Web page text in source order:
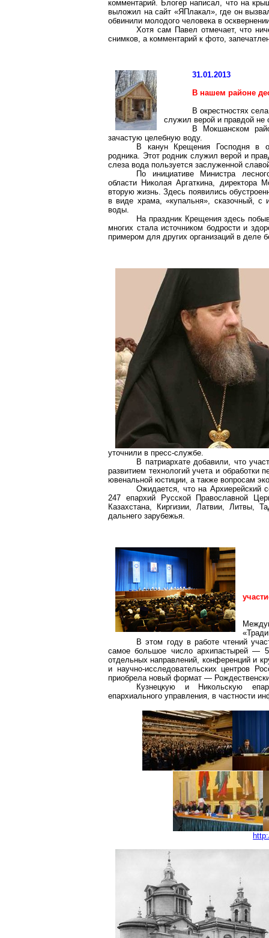
комментарий. Блогер написал, что на
выложил на сайт «ЯПлакал», где он
обвинили молодого человека в
Хотя сам Павел отмечает, что
снимков, а комментарий к фото,
31.01.2013
В нашем районе
В окрестностях
служил верой и правдой
В
Мокшанском
зачастую целебную воду.
В канун Крещения Господня в
родника. Этот родник служил верой и
слеза вода пользуется заслуженной
По инициативе Министра
области НиколаяАргаткина, директора
вторую жизнь. Здесь появились
в виде храма, «купальня», сказочный, с
воды.
На праздник Крещения здесь
многих стала источником бодрости и
примером для других организаций в деле
уточнили в пресс-службе.
В патриархате добавили, что
развитием технологий учета и
ювенальной юстиции, а также вопросам
Ожидается, что на Архиерейский
247 епархий Русской Православной
Казахстана, Киргизии, Латвии, Литвы,
дальнего зарубежья.
В этом году в работе чтений
самое большое число архипастырей —
отдельных направлений, конференций и
и научно-исследовательских центров
приобрела новый формат —
Кузнецкую и Никольскую
епархиального управления, в частности